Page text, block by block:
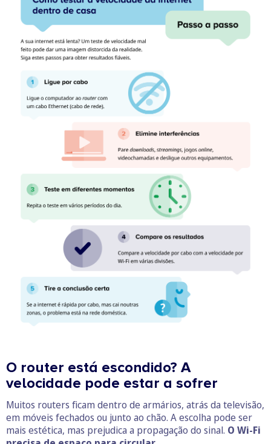
O router está escondido? A
velocidade pode estar a sofrer
Muitos routers ficam dentro de armários, atrás da televisão,
em móveis fechados ou junto ao chão. A escolha pode ser
mais estética, mas prejudica a propagação do sinal. O Wi-Fi